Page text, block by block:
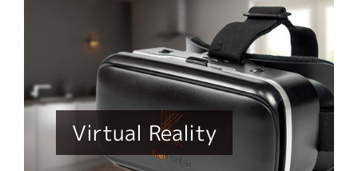
Virtual Reality